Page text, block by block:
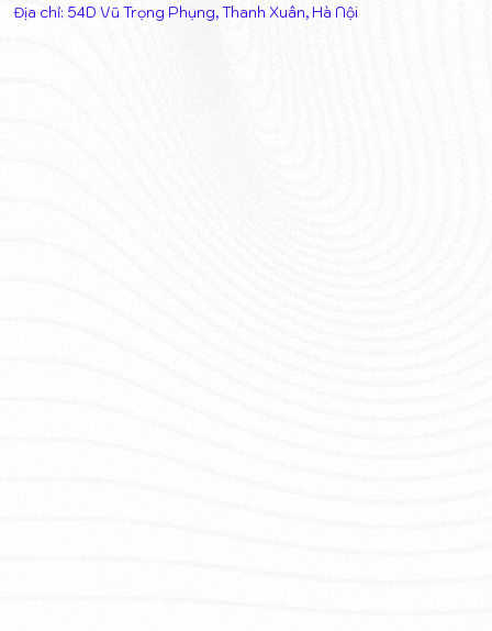
Địa chỉ: 54D Vũ Trọng Phụng, Thanh Xuân, Hà Nội